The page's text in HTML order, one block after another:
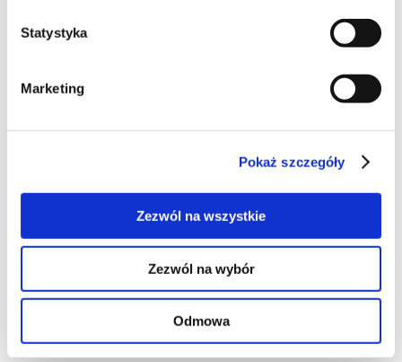
Statystyka
Marketing
Pokaż szczegóły
Zezwól na wszystkie
Zezwól na wybór
Odmowa
17